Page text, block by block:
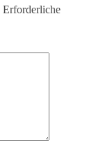
Erforderliche